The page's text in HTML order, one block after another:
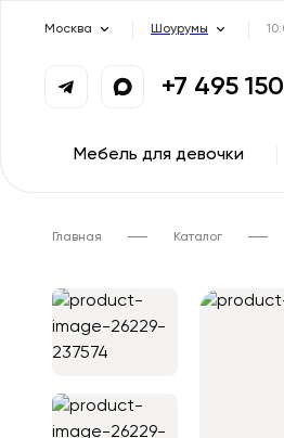
Москва Шоурумы
+7 495
Мебель для девочки
Главная Каталог